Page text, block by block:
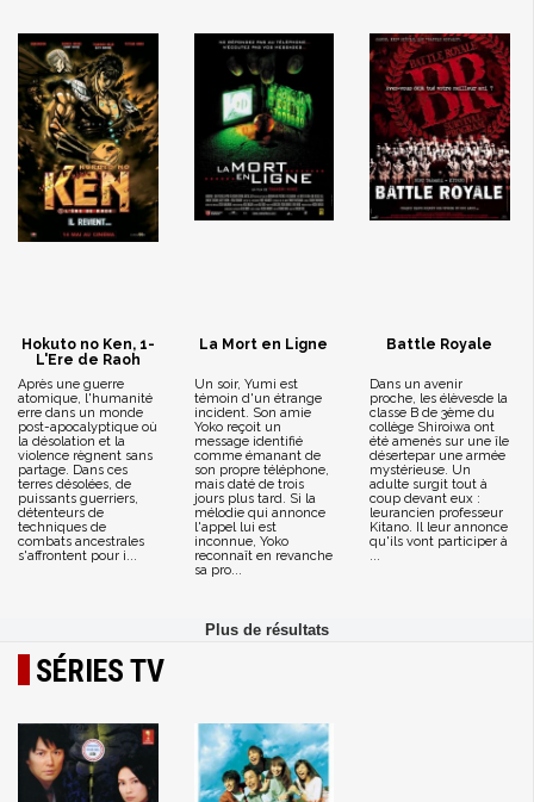
Hokuto no Ken, 1-
L'Ere de Raoh
Après une guerre
atomique, l'humanité
erre dans un monde
post-apocalyptique où
la désolation et la
violence règnent sans
partage. Dans ces
terres désolées, de
puissants guerriers,
détenteurs de
techniques de
combats ancestrales
s'affrontent pour i...
La Mort en Ligne
Un soir, Yumi est
témoin d'un étrange
incident. Son amie
Yoko reçoit un
message identifié
comme émanant de
son propre téléphone,
mais daté de trois
jours plus tard. Si la
mélodie qui annonce
l'appel lui est
inconnue, Yoko
reconnaît en revanche
sa pro...
Battle Royale
Dans un avenir
proche, les élèvesde la
classe B de 3ème du
collège Shiroiwa ont
été amenés sur une île
désertepar une armée
mystérieuse. Un
adulte surgit tout à
coup devant eux :
leurancien professeur
Kitano. Il leur annonce
qu'ils vont participer à
...
SÉRIES TV